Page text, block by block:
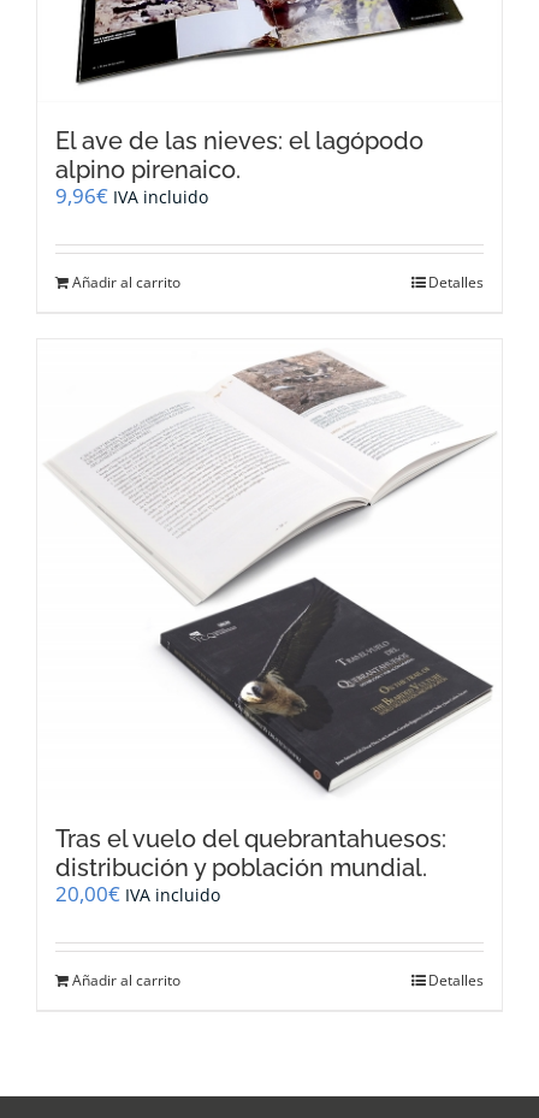
El ave de las nieves: el lagópodo
alpino pirenaico.
9,96€ IVA incluido
Añadir al carrito Detalles
Tras el vuelo del quebrantahuesos:
distribución y población mundial.
20,00€ IVA incluido
Añadir al carrito Detalles